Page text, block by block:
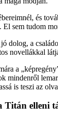
és
El sem tudom
dolog, a
novellákkal
a
mindenről
is teszi az
Titán elleni